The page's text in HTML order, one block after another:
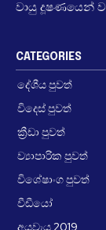
වායු දූෂණයෙන්
CATEGORIES
දේශීය පුවත්
විදෙස් පුවත්
ක්‍රීඩා පුවත්
ව්‍යාපාරික පුවත්
විශේෂාංග පුවත්
වීඩීයෝ
අයවැය 2019